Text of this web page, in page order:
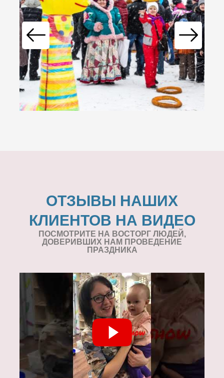
ОТЗЫВЫ НАШИХ
КЛИЕНТОВ НА ВИДЕО
ПОСМОТРИТЕ НА ВОСТОРГ ЛЮДЕЙ,
ДОВЕРИВШИХ НАМ ПРОВЕДЕНИЕ
ПРАЗДНИКА